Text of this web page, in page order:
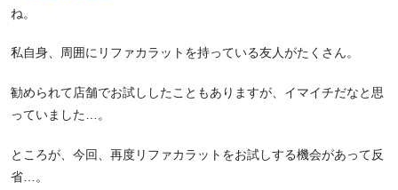
ね。
私自身、周囲にリファカラットを持っている友人がたくさん。
勧められて店舗でお試ししたこともありますが、イマイチだなと思
っていました…。
ところが、今回、再度リファカラットをお試しする機会があって反
省…。